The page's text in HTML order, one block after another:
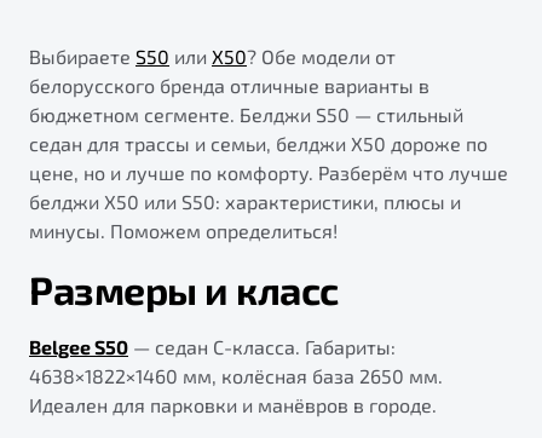
Элегантный и практичный седан
Обзор В наличии
Узнайте о специальных выгодах при покупке
автомобиля Belgee
Подробно
Клиентская поддержка
Помощь на дорогах
Выбираете S50 или X50? Обе модели от
белорусского бренда отличные варианты в
бюджетном сегменте. Белджи S50 — стильный
седан для трассы и семьи, белджи X50 дороже по
цене, но и лучше по комфорту. Разберём что лучше
белджи Х50 или S50: характеристики, плюсы и
минусы. Поможем определиться!
Размеры и класс
Belgee S50 — седан C-класса. Габариты:
4638×1822×1460 мм, колёсная база 2650 мм.
Идеален для парковки и манёвров в городе.